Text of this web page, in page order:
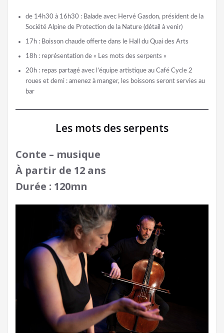
de 14h30 à 16h30 : Balade avec Hervé Gasdon, président de la
Société Alpine de Protection de la Nature (détail à venir)
17h : Boisson chaude offerte dans le Hall du Quai des Arts
18h : représentation de « Les mots des serpents »
20h : repas partagé avec l’équipe artistique au Café Cycle 2
roues et demi : amenez à manger, les boissons seront servies au
bar
Les mots des serpents
Conte – musique
À partir de 12 ans
Durée : 120mn